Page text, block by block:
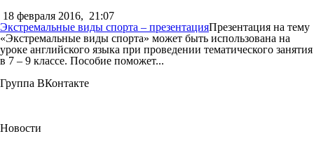
18 февраля 2016, 21:07
Экстремальные виды спорта – презентацияПрезентация на тему
«Экстремальные виды спорта» может быть использована на
уроке английского языка при проведении тематического занятия
в 7 – 9 классе. Пособие поможет...
Группа ВКонтакте
Новости